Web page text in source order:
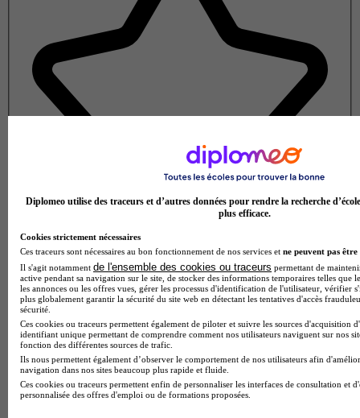
Note de 1 sur 5
Diplomeo utilise des traceurs et d’autres données pour rendre la recherche
plus efficace.
Cookies strictement nécessaires
Ces traceurs sont nécessaires au bon fonctionnement de nos services et ne peuvent pas être
Il s'agit notamment de l'ensemble des cookies ou traceurs permettant de
active pendant sa navigation sur le site, de stocker des informations temporaires telles que
les annonces ou les offres vues, gérer les processus d'identification de l'utilisateur, vérifier
plus globalement garantir la sécurité du site web en détectant les tentatives d'accès
sécurité.
Ces cookies ou traceurs permettent également de piloter et suivre les sources d'acquisition
identifiant unique permettant de comprendre comment nos utilisateurs naviguent sur nos
fonction des différentes sources de trafic.
Ils nous permettent également d’observer le comportement de nos utilisateurs afin
navigation dans nos sites beaucoup plus rapide et fluide.
Ces cookies ou traceurs permettent enfin de personnaliser les interfaces de consultation et
personnalisée des offres d'emploi ou de formations proposées.